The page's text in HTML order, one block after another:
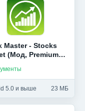
Master - Stocks
(Мод, Premium
5.0 и выше 23 МБ